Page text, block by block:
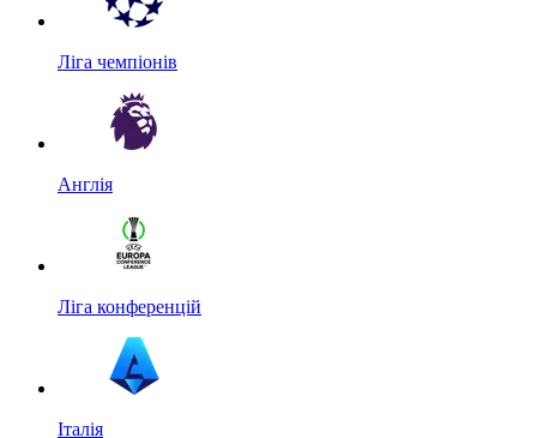
Ліга чемпіонів
Англія
Ліга конференцій
Італія